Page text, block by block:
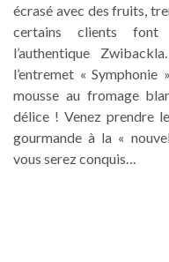
écrasé avec des fruits,
certains clients font
l’authentique
l’entremet «
mousse au fromage
délice ! Venez prendre
gourmande à la «
vous serez conquis…